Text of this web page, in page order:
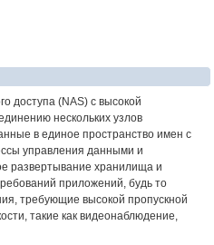
доступа (NAS) с высокой
нескольких узлов
в единое пространство имен с
управления данными и
развертывание хранилища и
приложений, будь то
требующие высокой пропускной
такие как видеонаблюдение,